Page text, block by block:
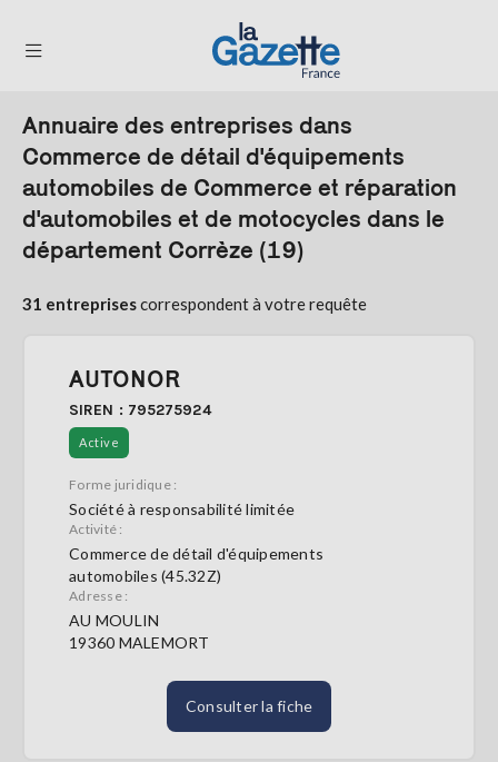
THÉMATIQUES
RÉGIONS
GAZETTE
connecter
S'abonner
Annuaire des entreprises dans
Commerce de détail d'équipements
automobiles de Commerce et réparation
d'automobiles et de motocycles dans le
département Corrèze (19)
31 entreprisescorrespondent à votre requête
AUTONOR
SIREN : 795275924
Active
Forme juridique :
Société à responsabilité limitée
Activité :
Commerce de détail d'équipements
automobiles (45.32Z)
Adresse :
AU MOULIN
19360 MALEMORT
Consulter la fiche